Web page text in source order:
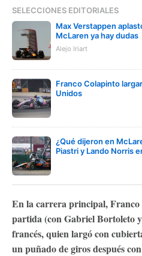
SELECCIONES EDITORIALES
Max Verstappen
McLaren ya hay dudas
Alejo Iriart
Franco Colapinto
Unidos
¿Qué dijeron en
Piastri y Lando Norris
En la carrera principal, Franco
partida (con Gabriel Bortoleto
francés, quien largó con
un puñado de giros después